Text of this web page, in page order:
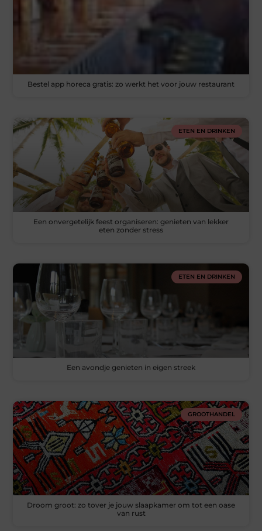
Bestel app horeca gratis: zo werkt het voor jouw restaurant
ETEN EN DRINKEN
Een onvergetelijk feest organiseren: genieten van lekker
eten zonder stress
ETEN EN DRINKEN
Een avondje genieten in eigen streek
GROOTHANDEL
Droom groot: zo tover je jouw slaapkamer om tot een oase
van rust